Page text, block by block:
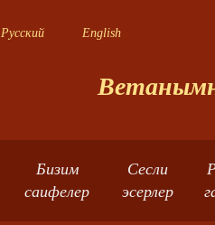
Русский English
Бизим
саифелер
Сесли
эсерлер